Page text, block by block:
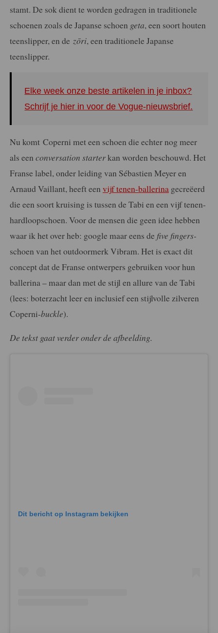
stamt. De sok dient te worden gedragen in traditionele
schoenen zoals de Japanse schoen geta, een soort houten
teenslipper, en de zōri, een traditionele Japanse
teenslipper.
Elke week onze beste artikelen in je inbox?
Schrijf je hier in voor de Vogue-nieuwsbrief.
Nu komt Coperni met een schoen die echter nog meer
als een conversation starterkan worden beschouwd. Het
Franse label, onder leiding van Sébastien Meyer en
Arnaud Vaillant, heeft een vijf tenen-ballerina gecreëerd
die een soort kruising is tussen de Tabi en een vijf tenen-
hardloopschoen. Voor de mensen die geen idee hebben
waar ik het over heb: google maar eens de five fingers-
schoen van het outdoormerk Vibram. Het is exact dit
concept dat de Franse ontwerpers gebruiken voor hun
ballerina – maar dan met de stijl en allure van de Tabi
(lees: boterzacht leer en inclusief een stijlvolle zilveren
Coperni-buckle).
De tekst gaat verder onder de afbeelding.
Dit bericht op Instagram bekijken